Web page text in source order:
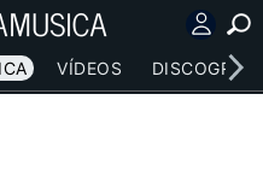
VÍDEOS